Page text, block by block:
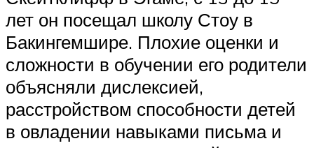
лет он посещал школу Стоу в
Бакингемшире. Плохие оценки и
сложности в обучении его родители
объясняли дислексией,
расстройством способности детей
в овладении навыками письма и